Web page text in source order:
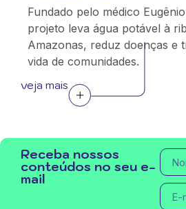
Fundado pelo médico
projeto leva água potável à
Amazonas, reduz doenças e
vida de comunidades.
veja mais
Receba nossos
conteúdos no seu e-
mail